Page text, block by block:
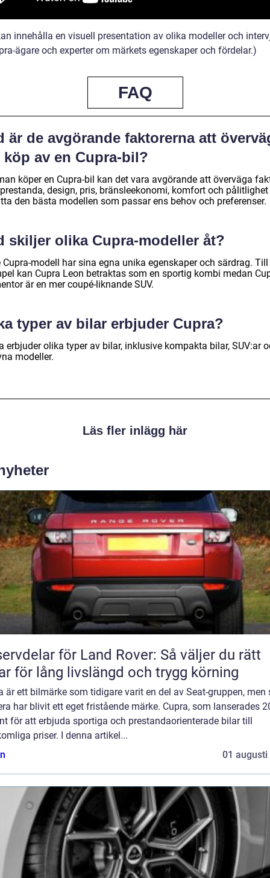
innehålla en visuell presentation av olika modeller och
ägare och experter om märkets egenskaper och fördelar.)
FAQ
är de avgörande faktorerna att
av en Cupra-bil?
köper en Cupra-bil kan det vara avgörande att överväga
design, pris, bränsleekonomi, komfort och
den bästa modellen som passar ens behov och preferenser.
skiljer olika Cupra-modeller åt?
Cupra-modell har sina egna unika egenskaper och särdrag. Till
kan Cupra Leon betraktas som en sportig kombi medan
är en mer coupé-liknande SUV.
typer av bilar erbjuder Cupra?
erbjuder olika typer av bilar, inklusive kompakta bilar, SUV:ar
modeller.
Läs fler inlägg här
för Land Rover: Så väljer du rätt
för lång livslängd och trygg körning
är ett bilmärke som tidigare varit en del av Seat-gruppen, men
har blivit ett eget fristående märke. Cupra, som lanserades
för att erbjuda sportiga och prestandaorienterade bilar till
priser. I denna artikel...
01 augusti